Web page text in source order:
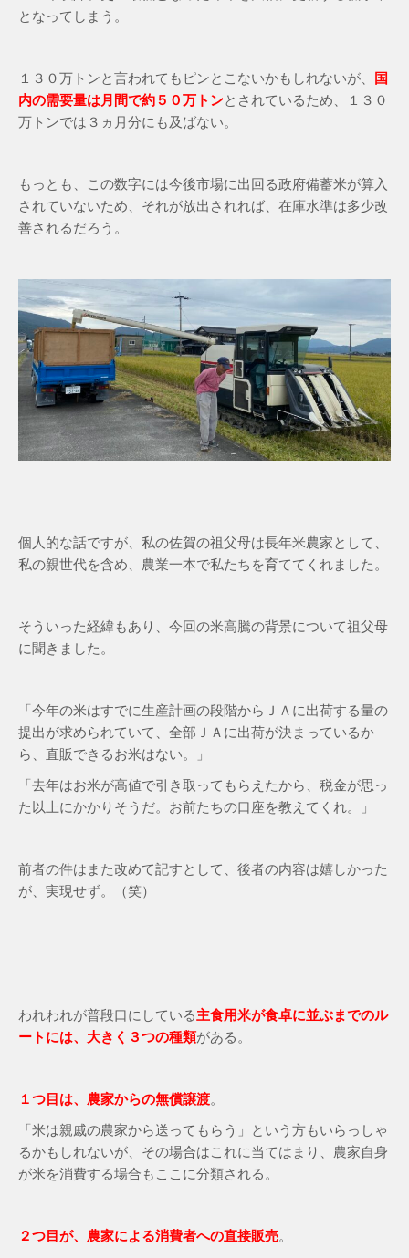
となってしまう。
１３０万トンと言われてもピンとこないかもしれないが、
国
内の需要量は月間で約５０万トンとされているため、１３０
万トンでは３ヵ月分にも及ばない。
もっとも、この数字には今後市場に出回る政府備蓄米が算入
されていないため、それが放出されれば、在庫水準は多少改
善されるだろう。
個人的な話ですが、私の佐賀の祖父母は長年米農家として、
私の親世代を含め、農業一本で私たちを育ててくれました。
そういった経緯もあり、今回の米高騰の背景について祖父母
に聞きました。
「今年の米はすでに生産計画の段階からＪＡに出荷する量の
提出が求められていて、全部ＪＡに出荷が決まっているか
ら、直販できるお米はない。」
「去年はお米が高値で引き取ってもらえたから、税金が思っ
た以上にかかりそうだ。お前たちの口座を教えてくれ。」
前者の件はまた改めて記すとして、後者の内容は嬉しかった
が、実現せず。（笑）
われわれが普段口にしている主食用米が食卓に並ぶまでのル
ートには、大きく３つの種類がある。
１つ目は、農家からの無償譲渡。
「米は親戚の農家から送ってもらう」という方もいらっしゃ
るかもしれないが、その場合はこれに当てはまり、農家自身
が米を消費する場合もここに分類される。
２つ目が、農家による消費者への直接販売。